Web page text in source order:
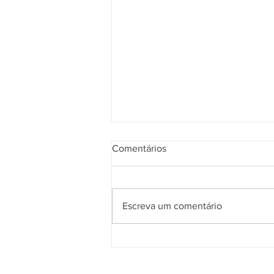
Comentários
Escreva um comentário